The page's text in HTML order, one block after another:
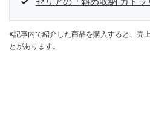
※記事内で紹介した商品を購入すると、売
とがあります。